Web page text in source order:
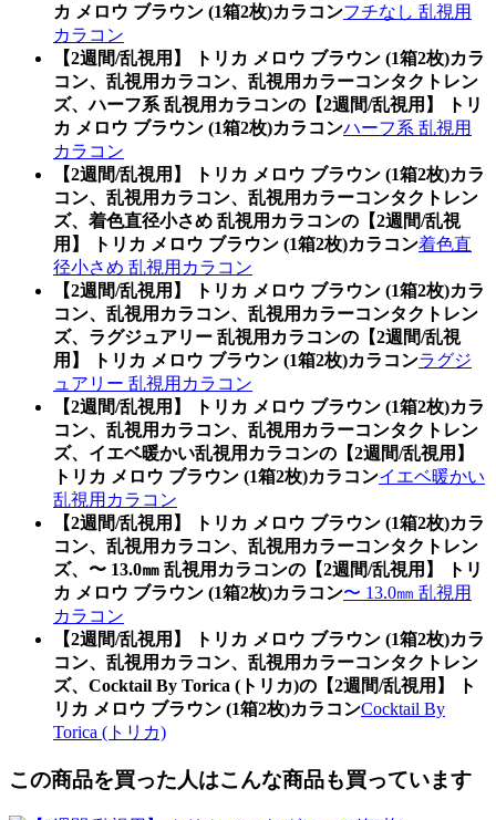
カ メロウ ブラウン (1箱2枚)カラコンフチなし 乱視用
カラコン
【2週間/乱視用】 トリカ メロウ ブラウン (1箱2枚)カラ
コン、乱視用カラコン、乱視用カラーコンタクトレン
ズ、ハーフ系 乱視用カラコンの【2週間/乱視用】 トリ
カ メロウ ブラウン (1箱2枚)カラコンハーフ系 乱視用
カラコン
【2週間/乱視用】 トリカ メロウ ブラウン (1箱2枚)カラ
コン、乱視用カラコン、乱視用カラーコンタクトレン
ズ、着色直径小さめ 乱視用カラコンの【2週間/乱視
用】 トリカ メロウ ブラウン (1箱2枚)カラコン着色直
径小さめ 乱視用カラコン
【2週間/乱視用】 トリカ メロウ ブラウン (1箱2枚)カラ
コン、乱視用カラコン、乱視用カラーコンタクトレン
ズ、ラグジュアリー 乱視用カラコンの【2週間/乱視
用】 トリカ メロウ ブラウン (1箱2枚)カラコンラグジ
ュアリー 乱視用カラコン
【2週間/乱視用】 トリカ メロウ ブラウン (1箱2枚)カラ
コン、乱視用カラコン、乱視用カラーコンタクトレン
ズ、イエベ暖かい乱視用カラコンの【2週間/乱視用】
トリカ メロウ ブラウン (1箱2枚)カラコンイエベ暖かい
乱視用カラコン
【2週間/乱視用】 トリカ メロウ ブラウン (1箱2枚)カラ
コン、乱視用カラコン、乱視用カラーコンタクトレン
ズ、〜 13.0㎜ 乱視用カラコンの【2週間/乱視用】 トリ
カ メロウ ブラウン (1箱2枚)カラコン〜 13.0㎜ 乱視用
カラコン
【2週間/乱視用】 トリカ メロウ ブラウン (1箱2枚)カラ
コン、乱視用カラコン、乱視用カラーコンタクトレン
ズ、Cocktail By Torica (トリカ)の【2週間/乱視用】 ト
リカ メロウ ブラウン (1箱2枚)カラコンCocktail By
Torica (トリカ)
この商品を買った人はこんな商品も買っています